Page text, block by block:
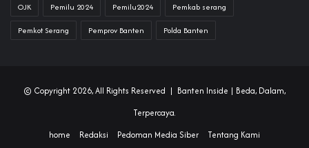
OJK Pemilu 2024 Pemilu2024 Pemkab serang
Pemkot Serang Pemprov Banten Polda Banten
© Copyright 2026, All Rights Reserved | Banten Inside | Beda, Dalam,
Terpercaya.
home
Redaksi Pedoman Media Siber Tentang Kami